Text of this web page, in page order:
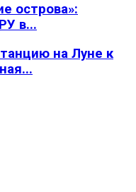
острова»:
в...
на Луне к